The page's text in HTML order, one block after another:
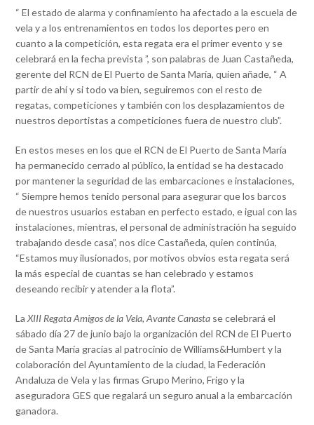
“ El estado de alarma y confinamiento ha afectado a la escuela de
vela y a los entrenamientos en todos los deportes pero en
cuanto a la competición, esta regata era el primer evento y se
celebrará en la fecha prevista ”, son palabras de Juan Castañeda,
gerente del RCN de El Puerto de Santa María, quien añade, “ A
partir de ahí y si todo va bien, seguiremos con el resto de
regatas, competiciones y también con los desplazamientos de
nuestros deportistas a competiciones fuera de nuestro club”.
En estos meses en los que el RCN de El Puerto de Santa María
ha permanecido cerrado al público, la entidad se ha destacado
por mantener la seguridad de las embarcaciones e instalaciones,
“ Siempre hemos tenido personal para asegurar que los barcos
de nuestros usuarios estaban en perfecto estado, e igual con las
instalaciones, mientras, el personal de administración ha seguido
trabajando desde casa”, nos dice Castañeda, quien continúa,
“Estamos muy ilusionados, por motivos obvios esta regata será
la más especial de cuantas se han celebrado y estamos
deseando recibir y atender a la flota”.
LaXIII Regata Amigos de la Vela, Avante Canasta se celebrará el
sábado día 27 de junio bajo la organización del RCN de El Puerto
de Santa María gracias al patrocinio de Williams&Humbert y la
colaboración del Ayuntamiento de la ciudad, la Federación
Andaluza de Vela y las firmas Grupo Merino, Frigo y la
aseguradora GES que regalará un seguro anual a la embarcación
ganadora.